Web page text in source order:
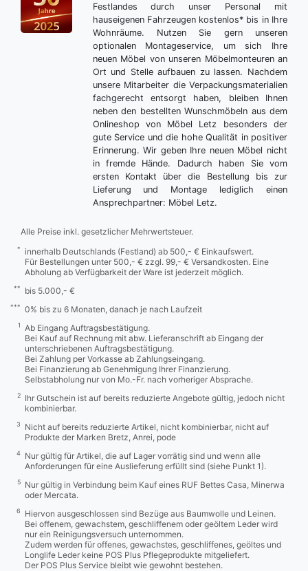
Festlandes durch unser Personal mit
hauseigenen Fahrzeugen kostenlos* bis in Ihre
Wohnräume. Nutzen Sie gern unseren
optionalen Montageservice, um sich Ihre
neuen Möbel von unseren Möbelmonteuren an
Ort und Stelle aufbauen zu lassen. Nachdem
unsere Mitarbeiter die Verpackungsmaterialien
fachgerecht entsorgt haben, bleiben Ihnen
neben den bestellten Wunschmöbeln aus dem
Onlineshop von Möbel Letz besonders der
gute Service und die hohe Qualität in positiver
Erinnerung. Wir geben Ihre neuen Möbel nicht
in fremde Hände. Dadurch haben Sie vom
ersten Kontakt über die Bestellung bis zur
Lieferung und Montage lediglich einen
Ansprechpartner: Möbel Letz.
Alle Preise inkl. gesetzlicher Mehrwertsteuer.
*
innerhalb Deutschlands (Festland) ab 500,- € Einkaufswert.
Für Bestellungen unter 500,- € zzgl. 99,- € Versandkosten. Eine
Abholung ab Verfügbarkeit der Ware ist jederzeit möglich.
** bis 5.000,- €
*** 0% bis zu 6 Monaten, danach je nach Laufzeit
1
Ab Eingang Auftragsbestätigung.
Bei Kauf auf Rechnung mit abw. Lieferanschrift ab Eingang der
unterschriebenen Auftragsbestätigung.
Bei Zahlung per Vorkasse ab Zahlungseingang.
Bei Finanzierung ab Genehmigung Ihrer Finanzierung.
Selbstabholung nur von Mo.-Fr. nach vorheriger Absprache.
2
Ihr Gutschein ist auf bereits reduzierte Angebote gültig, jedoch nicht
kombinierbar.
3
Nicht auf bereits reduzierte Artikel, nicht kombinierbar, nicht auf
Produkte der Marken Bretz, Anrei, pode
4
Nur gültig für Artikel, die auf Lager vorrätig sind und wenn alle
Anforderungen für eine Auslieferung erfüllt sind (siehe Punkt 1).
5
Nur gültig in Verbindung beim Kauf eines RUF Bettes Casa, Minerwa
oder Mercata.
6
Hiervon ausgeschlossen sind Bezüge aus Baumwolle und Leinen.
Bei offenem, gewachstem, geschliffenem oder geöltem Leder wird
nur ein Reinigungsversuch unternommen.
Zudem werden für offenes, gewachstes, geschliffenes, geöltes und
Longlife Leder keine POS Plus Pflegeprodukte mitgeliefert.
Der POS Plus Service bleibt wie gewohnt bestehen.